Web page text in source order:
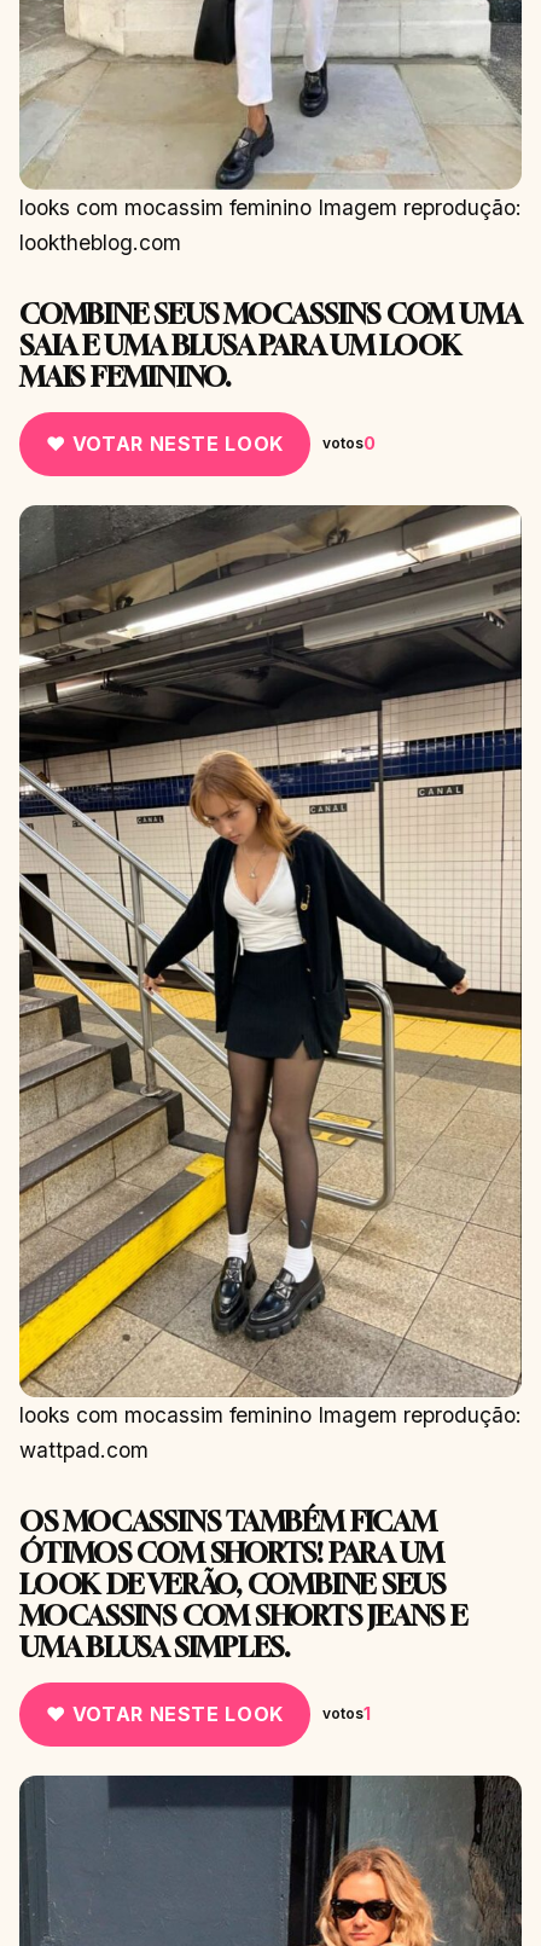
looks com mocassim feminino Imagem reprodução:
looktheblog.com
COMBINE SEUS MOCASSINS COM UMA
SAIA E UMA BLUSA PARA UM LOOK
MAIS FEMININO.
♥ VOTAR NESTE LOOK votos0
looks com mocassim feminino Imagem reprodução:
wattpad.com
OS MOCASSINS TAMBÉM FICAM
ÓTIMOS COM SHORTS! PARA UM
LOOK DE VERÃO, COMBINE SEUS
MOCASSINS COM SHORTS JEANS E
UMA BLUSA SIMPLES.
♥ VOTAR NESTE LOOK votos1